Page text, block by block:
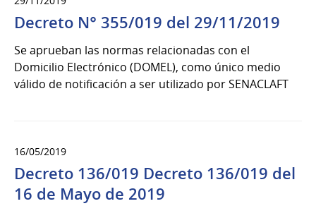
Decreto N° 355/019 del 29/11/2019
Se aprueban las normas relacionadas con el
Domicilio Electrónico (DOMEL), como único medio
válido de notificación a ser utilizado por SENACLAFT
16/05/2019
Decreto 136/019 Decreto 136/019 del
16 de Mayo de 2019